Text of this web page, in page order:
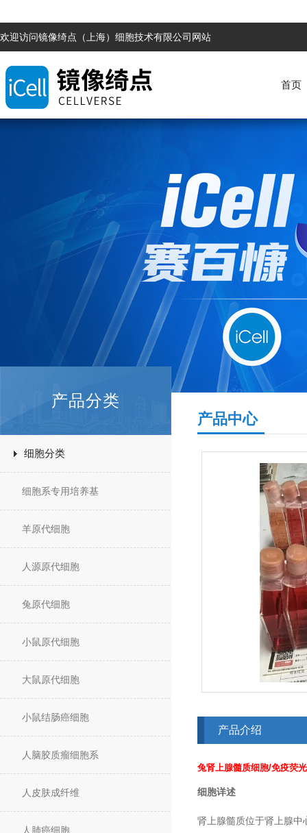
欢迎访问镜像绮点（上海）细胞技术有限公司网站
首页
产品分类
细胞分类
细胞系专用培养基
羊原代细胞
人源原代细胞
兔原代细胞
小鼠原代细胞
大鼠原代细胞
小鼠结肠癌细胞
人脑胶质瘤细胞系
人皮肤成纤维
人肺癌细胞
产品中心
产品介绍
兔肾上腺髓质细胞/免疫荧
细胞详述
肾上腺髓质位于肾上腺